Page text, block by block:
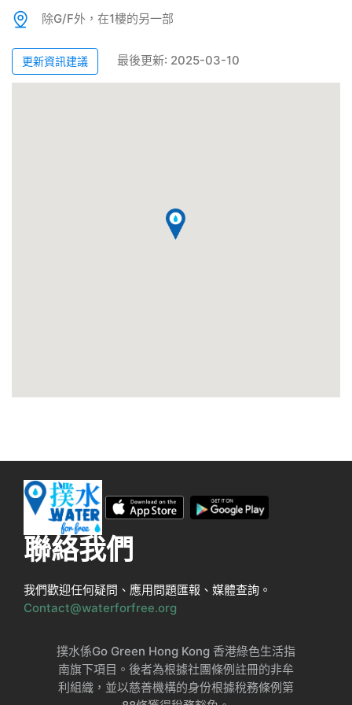
除G/F外，在1樓的另一部
更新資訊建議 最後更新: 2025-03-10
聯絡我們
我們歡迎任何疑問、應用問題匯報、媒體查詢。
Contact@waterforfree.org
撲水係Go Green Hong Kong 香港綠色生活指
南旗下項目。後者為根據社團條例註冊的非牟
利組織，並以慈善機構的身份根據稅務條例第